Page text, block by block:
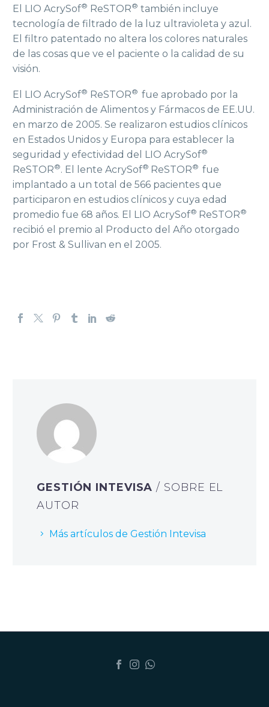
El LIO AcrySof® ReSTOR® también incluye
tecnología de filtrado de la luz ultravioleta y azul.
El filtro patentado no altera los colores naturales
de las cosas que ve el paciente o la calidad de su
visión.
El LIO AcrySof® ReSTOR® fue aprobado por la
Administración de Alimentos y Fármacos de EE.UU.
en marzo de 2005. Se realizaron estudios clínicos
en Estados Unidos y Europa para establecer la
seguridad y efectividad del LIO AcrySof®
ReSTOR®. El lente AcrySof® ReSTOR® fue
implantado a un total de 566 pacientes que
participaron en estudios clínicos y cuya edad
promedio fue 68 años. El LIO AcrySof® ReSTOR®
recibió el premio al Producto del Año otorgado
por Frost & Sullivan en el 2005.
GESTIÓN INTEVISA/ SOBRE EL
AUTOR
Más artículos de Gestión Intevisa